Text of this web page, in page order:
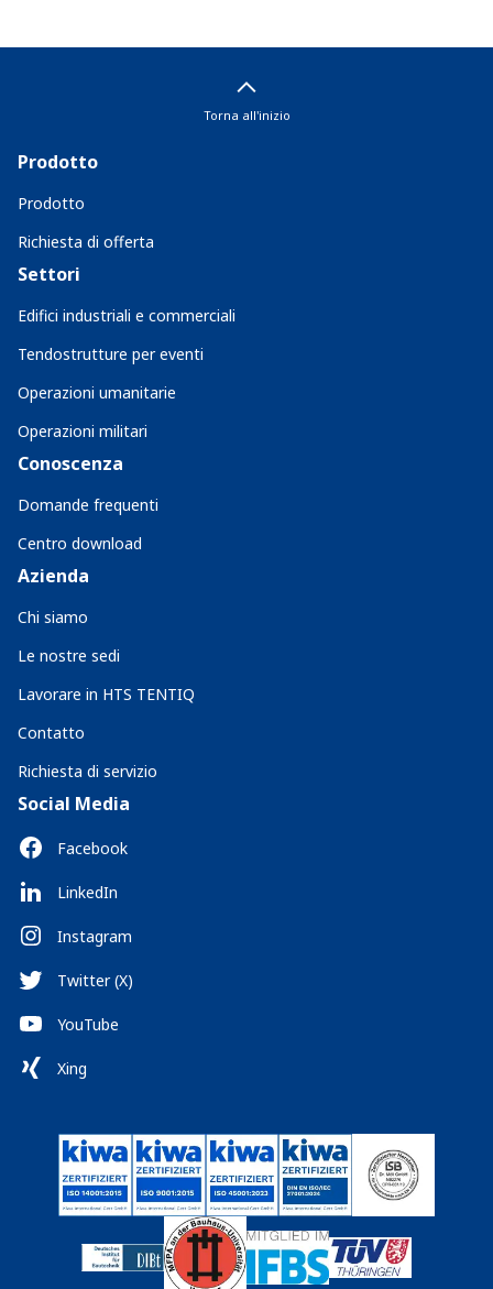
Torna all'inizio
Prodotto
Prodotto
Richiesta di offerta
Settori
Edifici industriali e commerciali
Tendostrutture per eventi
Operazioni umanitarie
Operazioni militari
Conoscenza
Domande frequenti
Centro download
Azienda
Chi siamo
Le nostre sedi
Lavorare in HTS TENTIQ
Contatto
Richiesta di servizio
Social Media
Facebook
LinkedIn
Instagram
Twitter (X)
YouTube
Xing